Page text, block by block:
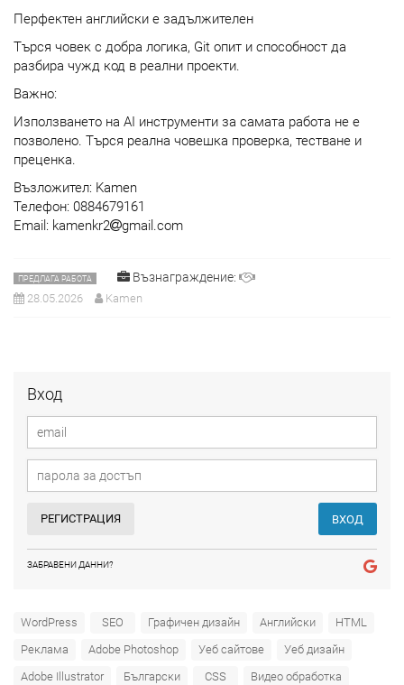
Вход
РЕГИСТРАЦИЯ ВХОД
ЗАБРАВЕНИ ДАННИ?
WordPress SEO Графичен дизайн Английски
HTML
Реклама
Adobe Photoshop Уеб сайтове
Уеб дизайн
Adobe Illustrator
Български CSS
Видео обработка
Перфектен английски е задължителен
Търся човек с добра логика, Git опит и способност да
разбира чужд код в реални проекти.
Важно:
Използването на AI инструменти за самата работа не е
позволено. Търся реална човешка проверка, тестване и
преценка.
Възложител: Kamen
Телефон: 0884679161
Email: kamenkr2
gmail.com
ПРЕДЛАГА РАБОТА Възнаграждение:
28.05.2026 Kamen